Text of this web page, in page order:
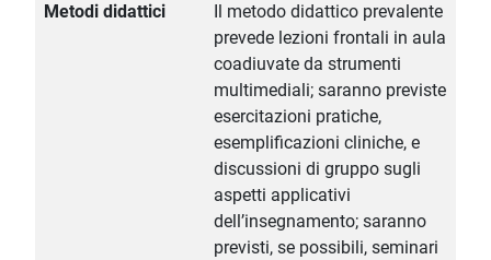
Metodi didattici
Il metodo didattico prevalente
prevede lezioni frontali in aula
coadiuvate da strumenti
multimediali; saranno previste
esercitazioni pratiche,
esemplificazioni cliniche, e
discussioni di gruppo sugli
aspetti applicativi
dell’insegnamento; saranno
previsti, se possibili, seminari